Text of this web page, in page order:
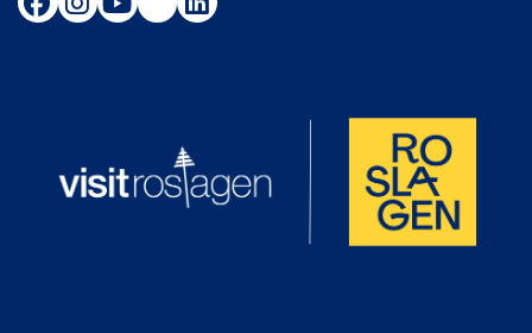
Följ oss på Facebook
Följ oss på Instagram
Följ oss på Youtube
TikTokLinkedIn